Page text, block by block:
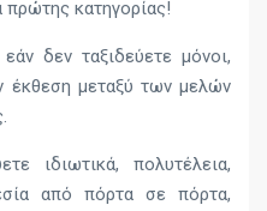
πρώτης κατηγορίας!
δεν ταξιδεύετε μόνοι,
έκθεση μεταξύ των μελών
ιδιωτικά, πολυτέλεια,
από πόρτα σε πόρτα,